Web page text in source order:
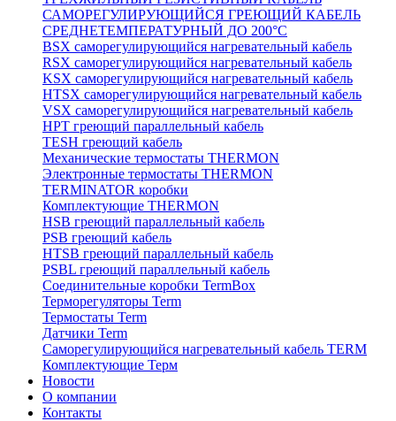
САМОРЕГУЛИРУЮЩИЙСЯ ГРЕЮЩИЙ КАБЕЛЬ
СРЕДНЕТЕМПЕРАТУРНЫЙ ДО 200°С
BSX саморегулирующийся нагревательный кабель
RSX саморегулирующийся нагревательный кабель
KSX саморегулирующийся нагревательный кабель
HTSX саморегулирующийся нагревательный кабель
VSX саморегулирующийся нагревательный кабель
НРТ греющий параллельный кабель
TESH греющий кабель
Механические термостаты THERMON
Электронные термостаты THERMON
TERMINATOR коробки
Комплектующие THERMON
HSB греющий параллельный кабель
PSB греющий кабель
HTSB греющий параллельный кабель
PSBL греющий параллельный кабель
Соединительные коробки TermBox
Терморегуляторы Term
Термостаты Term
Датчики Term
Саморегулирующийся нагревательный кабель TERM
Комплектующие Терм
Новости
О компании
Контакты